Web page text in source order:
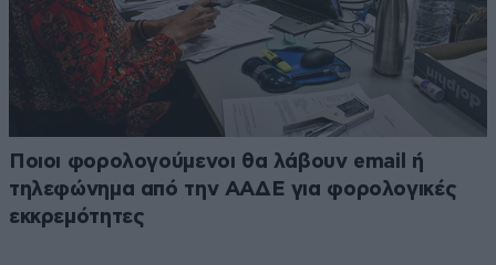
Ποιοι φορολογούμενοι θα λάβουν email ή
τηλεφώνημα από την ΑΑΔΕ για φορολογικές
εκκρεμότητες